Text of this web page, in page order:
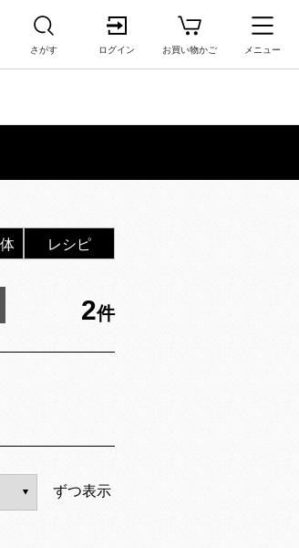
さがす ログイン お買い物かご メニュー
レシピ
2件
ずつ表示